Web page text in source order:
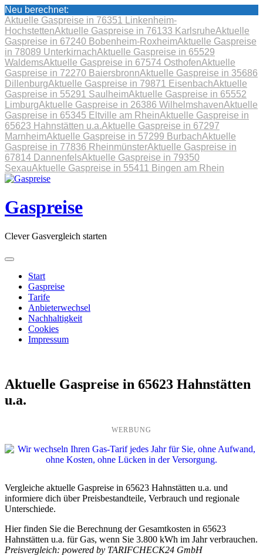
Neu berechnet:
Aktuelle Gaspreise in 76351 Linkenheim-
HochstettenAktuelle Gaspreise in 76133 KarlsruheAktuelle
Gaspreise in 67240 Bobenheim-RoxheimAktuelle Gaspreise
in 78089 UnterkirnachAktuelle Gaspreise in 65529
WaldemsAktuelle Gaspreise in 67574 OsthofenAktuelle
Gaspreise in 72270 BaiersbronnAktuelle Gaspreise in 35686
DillenburgAktuelle Gaspreise in 79871 EisenbachAktuelle
Gaspreise in 55291 SaulheimAktuelle Gaspreise in 65552
LimburgAktuelle Gaspreise in 26386 WilhelmshavenAktuelle
Gaspreise in 65345 Eltville am RheinAktuelle Gaspreise in
65623 Hahnstätten u.a.Aktuelle Gaspreise in 67297
MarnheimAktuelle Gaspreise in 57299 BurbachAktuelle
Gaspreise in 77836 RheinmünsterAktuelle Gaspreise in
67814 DannenfelsAktuelle Gaspreise in 79350
SexauAktuelle Gaspreise in 55411 Bingen am Rhein
Skip
content
Gaspreise
Clever Gasvergleich starten
Start
Gaspreise
Tarife
Anbieterwechsel
Nachhaltigkeit
Cookies
Impressum
Aktuelle Gaspreise in 65623 Hahnstätten
u.a.
WERBUNG
Vergleiche aktuelle Gaspreise in 65623 Hahnstätten u.a. und
informiere dich über Preisbestandteile, Verbrauch und regionale
Unterschiede.
Hier finden Sie die Berechnung der Gesamtkosten in 65623
Hahnstätten u.a. für Gas, wenn Sie 3.800 kWh im Jahr verbrauchen.
Preisvergleich: powered by TARIFCHECK24 GmbH